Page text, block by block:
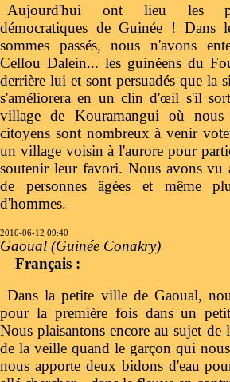
Aujourd'hui ont lieu les
démocratiques de Guinée ! Dans
sommes passés, nous n'avons
Cellou Dalein... les guinéens du
derrière lui et sont persuadés que la
s'améliorera en un clin d'œil s'il
village de Kouramangui où
citoyens sont nombreux à venir
un village voisin à l'aurore pour
soutenir leur favori. Nous avons vu
de personnes âgées et même
d'hommes.
2010-06-12 09:40
Gaoual (Guinée Conakry)
Français :
Dans la petite ville de Gaoual,
pour la première fois dans un
Nous plaisantons encore au sujet de
de la veille quand le garçon qui
nous apporte deux bidons d'eau